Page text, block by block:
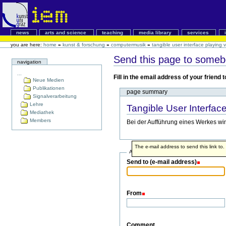
news arts and science teaching media library services
you are here: home » kunst & forschung » computermusik » tangible user interface playing
navigation
Neue Medien
Publikationen
Signalverarbeitung
Lehre
Mediathek
Members
Send this page to
Fill in the email address of your friend
page summary
Tangible User
Bei der Aufführung eines Werkes
Address info
Send to (e-mail address)
The e-mail address to send this link to.
From